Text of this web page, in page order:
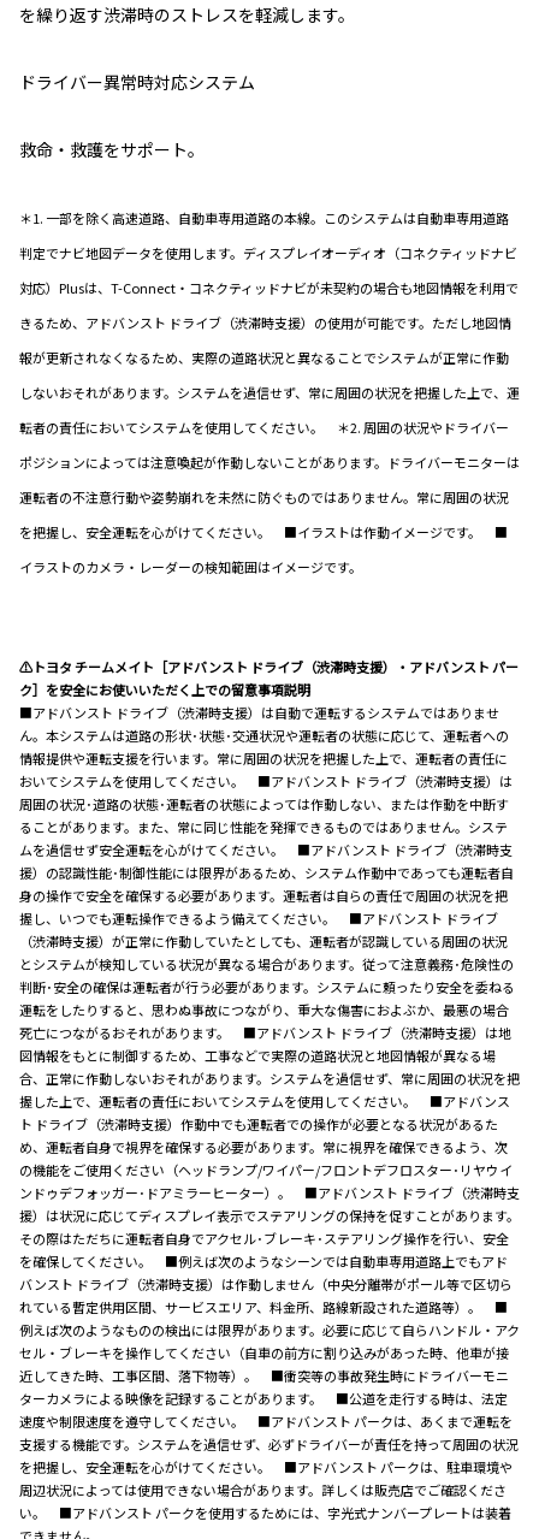
を繰り返す渋滞時のストレスを軽減します。
ドライバー異常時対応システム
救命・救護をサポート。
＊1. 一部を除く高速道路、自動車専用道路の本線。このシステムは自動車専用道路
判定でナビ地図データを使用します。ディスプレイオーディオ（コネクティッドナビ
対応）Plusは、T-Connect・コネクティッドナビが未契約の場合も地図情報を利用で
きるため、アドバンスト ドライブ（渋滞時支援）の使用が可能です。ただし地図情
報が更新されなくなるため、実際の道路状況と異なることでシステムが正常に作動
しないおそれがあります。システムを過信せず、常に周囲の状況を把握した上で、運
転者の責任においてシステムを使用してください。 ＊2. 周囲の状況やドライバー
ポジションによっては注意喚起が作動しないことがあります。ドライバーモニターは
運転者の不注意行動や姿勢崩れを未然に防ぐものではありません。常に周囲の状況
を把握し、安全運転を心がけてください。 ■イラストは作動イメージです。 ■
イラストのカメラ・レーダーの検知範囲はイメージです。
⚠トヨタ チームメイト［アドバンスト ドライブ（渋滞時支援）・アドバンスト パー
ク］を安全にお使いいただく上での留意事項説明
■アドバンスト ドライブ（渋滞時支援）は自動で運転するシステムではありませ
ん。本システムは道路の形状･状態･交通状況や運転者の状態に応じて、運転者への
情報提供や運転支援を行います。常に周囲の状況を把握した上で、運転者の責任に
おいてシステムを使用してください。 ■アドバンスト ドライブ（渋滞時支援）は
周囲の状況･道路の状態･運転者の状態によっては作動しない、または作動を中断す
ることがあります。また、常に同じ性能を発揮できるものではありません。システ
ムを過信せず安全運転を心がけてください。 ■アドバンスト ドライブ（渋滞時支
援）の認識性能･制御性能には限界があるため、システム作動中であっても運転者自
身の操作で安全を確保する必要があります。運転者は自らの責任で周囲の状況を把
握し、いつでも運転操作できるよう備えてください。 ■アドバンスト ドライブ
（渋滞時支援）が正常に作動していたとしても、運転者が認識している周囲の状況
とシステムが検知している状況が異なる場合があります。従って注意義務･危険性の
判断･安全の確保は運転者が行う必要があります。システムに頼ったり安全を委ねる
運転をしたりすると、思わぬ事故につながり、重大な傷害におよぶか、最悪の場合
死亡につながるおそれがあります。 ■アドバンスト ドライブ（渋滞時支援）は地
図情報をもとに制御するため、工事などで実際の道路状況と地図情報が異なる場
合、正常に作動しないおそれがあります。システムを過信せず、常に周囲の状況を把
握した上で、運転者の責任においてシステムを使用してください。 ■アドバンス
ト ドライブ（渋滞時支援）作動中でも運転者での操作が必要となる状況があるた
め、運転者自身で視界を確保する必要があります。常に視界を確保できるよう、次
の機能をご使用ください（ヘッドランプ/ワイパー/フロントデフロスター･リヤウイ
ンドゥデフォッガー･ドアミラーヒーター）。 ■アドバンスト ドライブ（渋滞時支
援）は状況に応じてディスプレイ表示でステアリングの保持を促すことがあります。
その際はただちに運転者自身でアクセル･ブレーキ･ステアリング操作を行い、安全
を確保してください。 ■例えば次のようなシーンでは自動車専用道路上でもアド
バンスト ドライブ（渋滞時支援）は作動しません（中央分離帯がポール等で区切ら
れている暫定供用区間、サービスエリア、料金所、路線新設された道路等）。 ■
例えば次のようなものの検出には限界があります。必要に応じて自らハンドル・アク
セル・ブレーキを操作してください（自車の前方に割り込みがあった時、他車が接
近してきた時、工事区間、落下物等）。 ■衝突等の事故発生時にドライバーモニ
ターカメラによる映像を記録することがあります。 ■公道を走行する時は、法定
速度や制限速度を遵守してください。 ■アドバンスト パークは、あくまで運転を
支援する機能です。システムを過信せず、必ずドライバーが責任を持って周囲の状況
を把握し、安全運転を心がけてください。 ■アドバンスト パークは、駐車環境や
周辺状況によっては使用できない場合があります。詳しくは販売店でご確認くださ
い。 ■アドバンスト パークを使用するためには、字光式ナンバープレートは装着